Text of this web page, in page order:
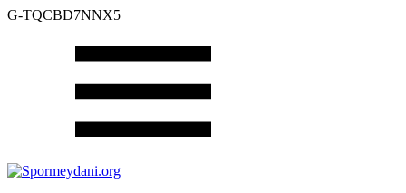
G-TQCBD7NNX5